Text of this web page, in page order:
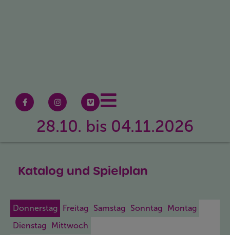
28.10. bis 04.11.2026
Katalog und Spielplan
Donnerstag Freitag Samstag Sonntag
Montag
Dienstag
Mittwoch